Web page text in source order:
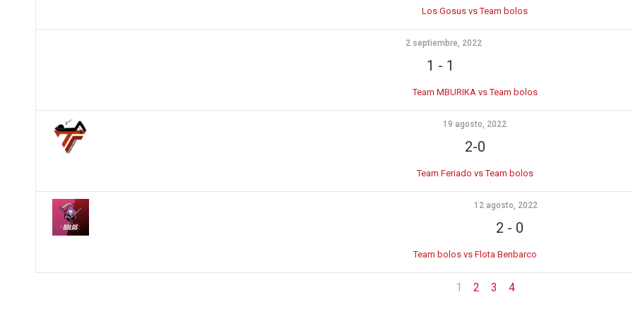
Los Gosus vs Team bolos
2 septiembre, 2022
1 - 1
Team MBURIKA vs Team bolos
19 agosto, 2022
2-0
Team Feriado vs Team bolos
12 agosto, 2022
2 - 0
Team bolos vs Flota Benbarco
1 2 3 4